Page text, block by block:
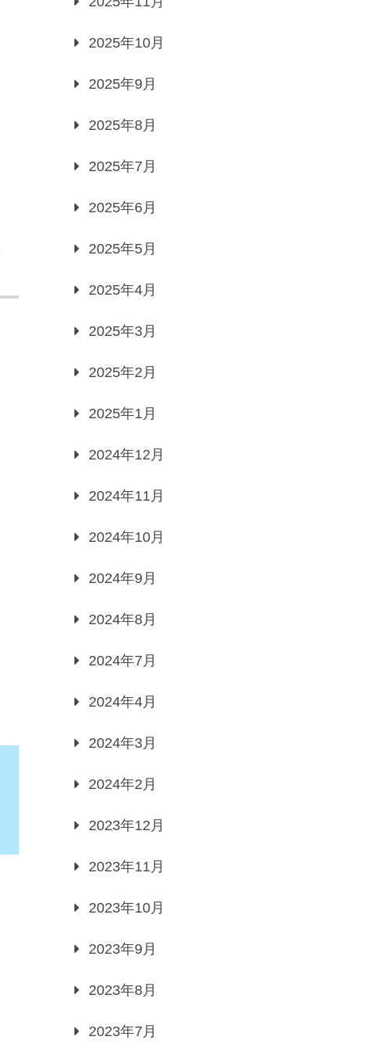
2025年10月
2025年9月
2025年8月
2025年7月
2025年6月
2025年5月
2025年4月
2025年3月
2025年2月
2025年1月
2024年12月
2024年11月
2024年10月
2024年9月
2024年8月
2024年7月
2024年4月
2024年3月
2024年2月
2023年12月
2023年11月
2023年10月
2023年9月
2023年8月
2023年7月